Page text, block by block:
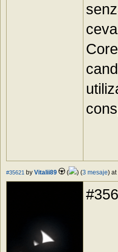
#35621 by Vitalii89 ( ) (3 mesaje) at